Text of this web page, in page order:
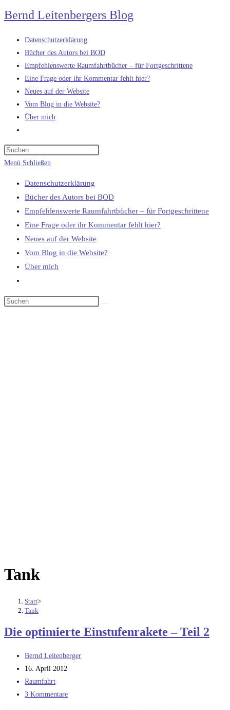
Zum
Inhalt
springen
Bernd Leitenbergers Blog
Datenschutzerklärung
Bücher des Autors bei BOD
Empfehlenswerte Raumfahrtbücher – für Fortgeschrittene
Eine Frage oder ihr Kommentar fehlt hier?
Neues auf der Website
Vom Blog in die Website?
Über mich
umschalten
Menü Schließen
Datenschutzerklärung
Bücher des Autors bei BOD
Empfehlenswerte Raumfahrtbücher – für Fortgeschrittene
Eine Frage oder ihr Kommentar fehlt hier?
Neues auf der Website
Vom Blog in die Website?
Über mich
umschalten
Tank
Start>
Tank
Die optimierte Einstufenrakete – Teil 2
Beitrags-
Autor:
Bernd Leitenberger
Beitrag
veröffentlicht:
16. April 2012
Beitrags-
Kategorie:
Raumfahrt
Beitrags-
3 Kommentare